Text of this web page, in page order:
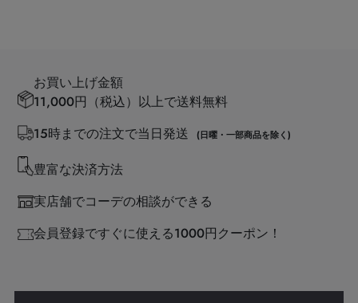
お買い上げ金額
11,000円（税込）以上で送料無料
15時までの注文で当日発送
(日曜・一部商品を除く)
豊富な決済方法
実店舗でコーデの相談ができる
会員登録ですぐに使える1000円クーポン！